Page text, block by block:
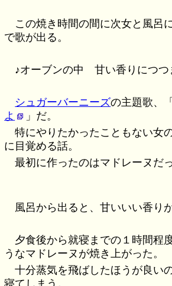
この焼き時間の間に次女と風呂
で歌が出る。
♪オーブンの中 甘い香りにつつ
シュガーバーニーズの主題歌、「
よ
」だ。
特にやりたかったこともない女
に目覚める話。
最初に作ったのはマドレーヌだっ
風呂から出ると、甘いいい香り
夕食後から就寝までの１時間程
うなマドレーヌが焼き上がった。
十分蒸気を飛ばしたほうが良い